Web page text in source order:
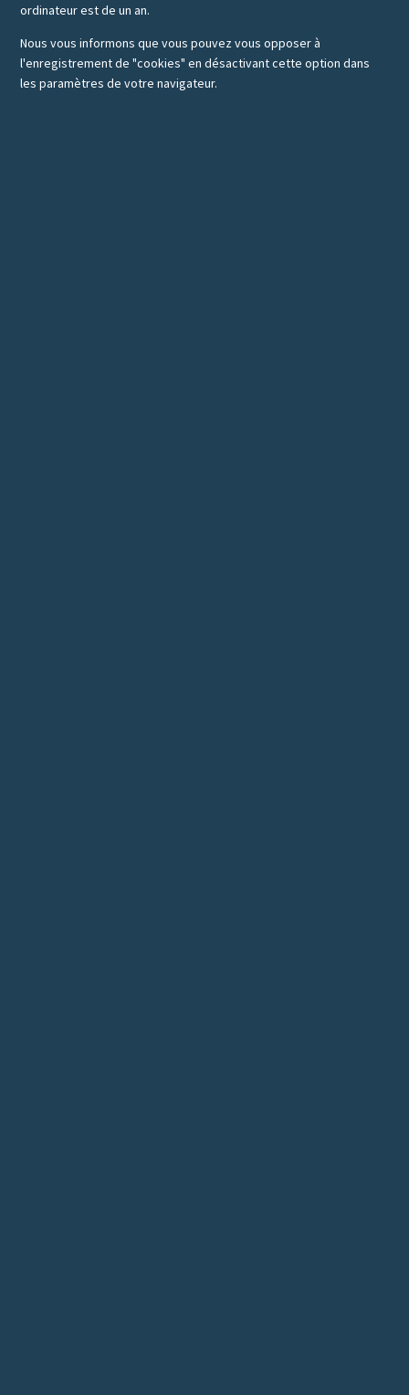
ordinateur est de un an.
Nous vous informons que vous pouvez vous opposer à
l'enregistrement de "cookies" en désactivant cette option dans
les paramètres de votre navigateur.